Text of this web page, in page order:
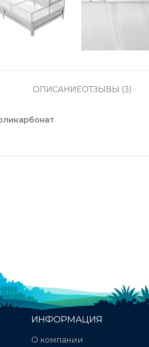
ОПИСАНИЕОТЗЫВЫ (3)
ИНФОРМАЦИЯ
О компании